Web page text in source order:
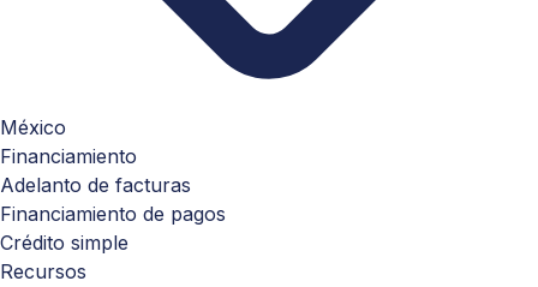
México
Financiamiento
Adelanto de facturas
Financiamiento de pagos
Crédito simple
Recursos